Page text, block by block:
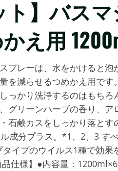
ト】バス
え用
プレーは、水をかけると
を減らせるつめかえ用で
っかり洗浄するのはもち
グリーンハーブの香り、
石鹸カスをしっかり落と
成分プラス。*1、2、3 す
イプのウイルス1種で効
仕様】●内容量：